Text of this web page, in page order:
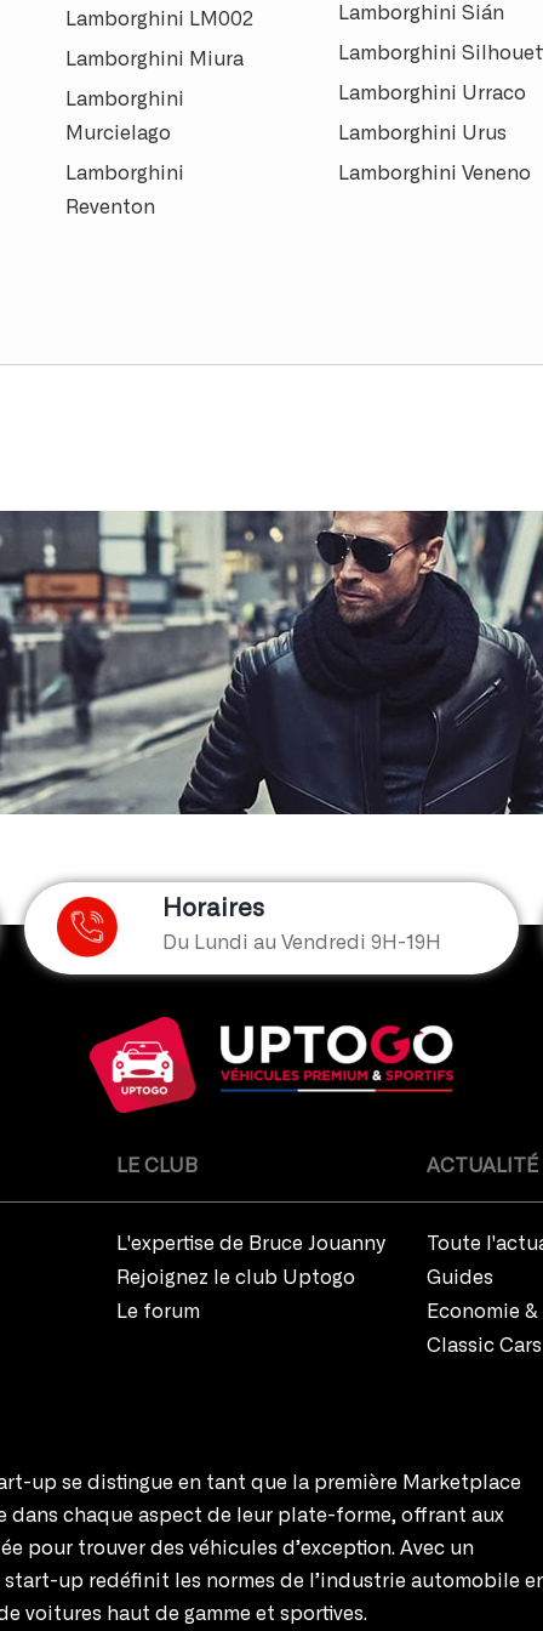
Lamborghini LM002
Lamborghini Miura
Lamborghini
Murcielago
Lamborghini
Reventon
Lamborghini Sián
Lamborghini
Lamborghini Urraco
Lamborghini Urus
Lamborghini Veneno
Horaires
Du Lundi au Vendredi 9H-19H
LE CLUB
L'expertise de Bruce Jouanny
Rejoignez le club Uptogo
Le forum
ACTUALITÉ
Toute
Guides
Economie
Classic Cars
up se distingue en tant que la première Marketplace
dans chaque aspect de leur plate-forme, offrant aux
pour trouver des véhicules d’exception. Avec un
start-up redéfinit les normes de l’industrie automobile
voitures haut de gamme et sportives.